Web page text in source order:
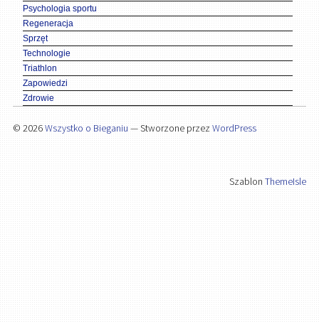
Psychologia sportu
Regeneracja
Sprzęt
Technologie
Triathlon
Zapowiedzi
Zdrowie
© 2026Wszystko o Bieganiu — Stworzone przez WordPress
SzablonThemeIsle